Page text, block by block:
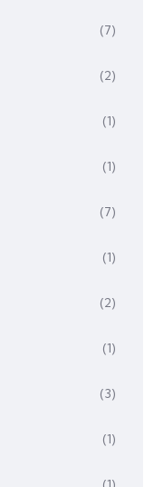
(7)
(2)
(1)
(1)
(7)
(1)
(2)
(1)
(3)
(1)